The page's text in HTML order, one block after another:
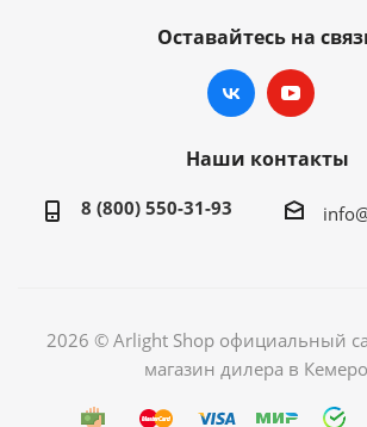
Оставайтесь на
Наши контакты
8 (800) 550-31-93
2026 © Arlight Shop официальный
магазин дилера в